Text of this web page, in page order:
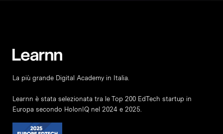
La più grande Digital Academy in Italia.
Learnn è stata selezionata tra le Top 200 EdTech startup in
Europa secondo HolonIQ nel 2024 e 2025.